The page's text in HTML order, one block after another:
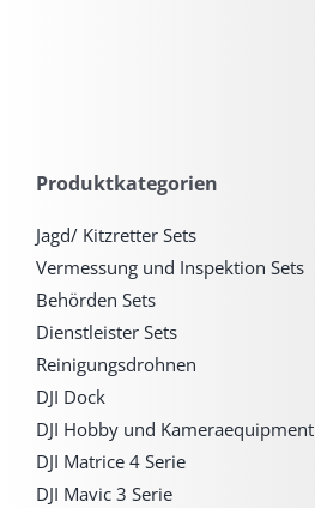
Produktkategorien
Jagd/ Kitzretter Sets
Vermessung und Inspektion Sets
Behörden Sets
Dienstleister Sets
Reinigungsdrohnen
DJI Dock
DJI Hobby und Kameraequipment
DJI Matrice 4 Serie
DJI Mavic 3 Serie